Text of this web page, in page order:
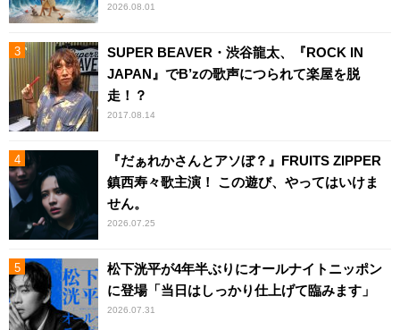
2026.08.01
SUPER BEAVER・渋谷龍太、『ROCK IN
JAPAN』でB’zの歌声につられて楽屋を脱
走！？
2017.08.14
『だぁれかさんとアソぼ？』FRUITS ZIPPER
鎮西寿々歌主演！ この遊び、やってはいけま
せん。
2026.07.25
松下洸平が4年半ぶりにオールナイトニッポン
に登場「当日はしっかり仕上げて臨みます」
2026.07.31